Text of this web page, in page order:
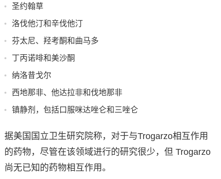
圣约翰草
洛伐他汀和辛伐他汀
芬太尼、羟考酮和曲马多
丁丙诺啡和美沙酮
纳洛昔戈尔
西地那非、他达拉非和伐地那非
镇静剂，包括口服咪达唑仑和三唑仑
据美国国立卫生研究院称，对于与Trogarzo相互作用
的药物，尽管在该领域进行的研究很少，但 Trogarzo
尚无已知的药物相互作用。